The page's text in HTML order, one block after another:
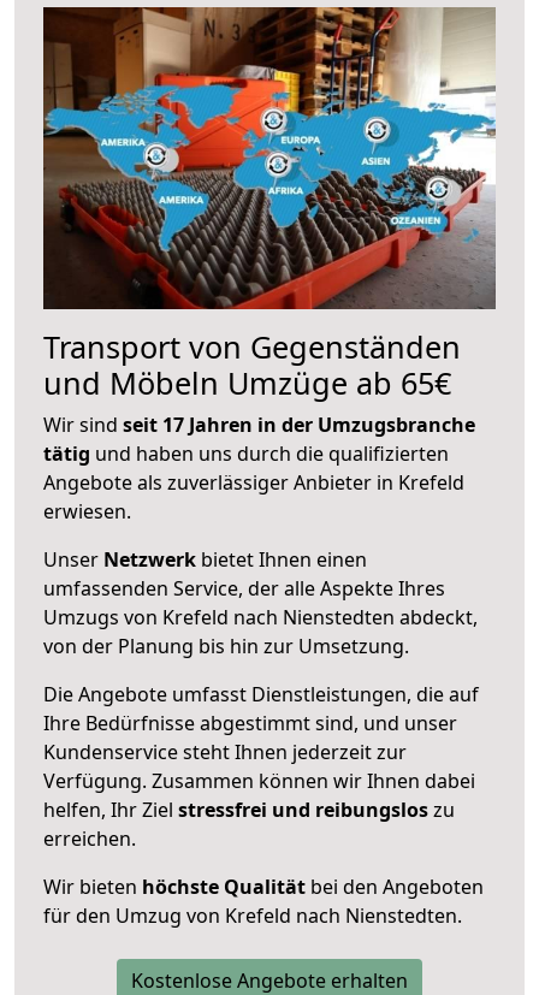
Transport von Gegenständen
und Möbeln Umzüge ab 65€
Wir sind seit 17 Jahren in der Umzugsbranche
tätig und haben uns durch die qualifizierten
Angebote als zuverlässiger Anbieter in Krefeld
erwiesen.
Unser Netzwerk bietet Ihnen einen
umfassenden Service, der alle Aspekte Ihres
Umzugs von Krefeld nach Nienstedten abdeckt,
von der Planung bis hin zur Umsetzung.
Die Angebote umfasst Dienstleistungen, die auf
Ihre Bedürfnisse abgestimmt sind, und unser
Kundenservice steht Ihnen jederzeit zur
Verfügung. Zusammen können wir Ihnen dabei
helfen, Ihr Ziel stressfrei und reibungsloszu
erreichen.
Wir bieten höchste Qualität bei den Angeboten
für den Umzug von Krefeld nach Nienstedten.
Kostenlose Angebote erhalten